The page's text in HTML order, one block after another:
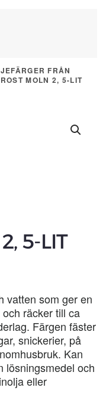
FRÅN
MOLN 2, 5-LIT
5-LIT
vatten som ger en
räcker till ca
Färgen fäster
snickerier, på
Kan
lösningsmedel och
eller